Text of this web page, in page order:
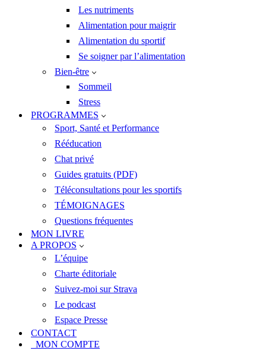
Les nutriments
Alimentation pour maigrir
Alimentation du sportif
Se soigner par l’alimentation
Bien-être
Sommeil
Stress
PROGRAMMES
Sport, Santé et Performance
Rééducation
Chat privé
Guides gratuits (PDF)
Téléconsultations pour les sportifs
TÉMOIGNAGES
Questions fréquentes
MON LIVRE
A PROPOS
L’équipe
Charte éditoriale
Suivez-moi sur Strava
Le podcast
Espace Presse
CONTACT
MON COMPTE